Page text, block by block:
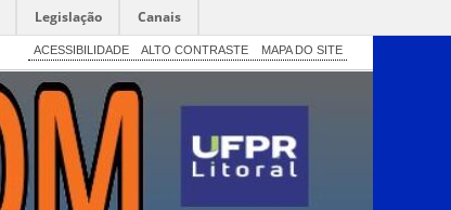
Legislação Canais
ACESSIBILIDADE ALTO CONTRASTE MAPA DO SITE